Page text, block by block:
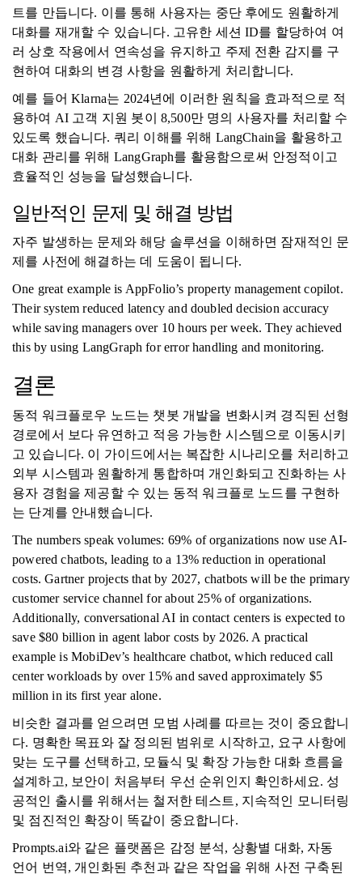
트를 만듭니다. 이를 통해 사용자는 중단 후에도 원활하게
대화를 재개할 수 있습니다. 고유한 세션 ID를 할당하여 여
러 상호 작용에서 연속성을 유지하고 주제 전환 감지를 구
현하여 대화의 변경 사항을 원활하게 처리합니다.
예를 들어 Klarna는 2024년에 이러한 원칙을 효과적으로 적
용하여 AI 고객 지원 봇이 8,500만 명의 사용자를 처리할 수
있도록 했습니다. 쿼리 이해를 위해 LangChain을 활용하고
대화 관리를 위해 LangGraph를 활용함으로써 안정적이고
효율적인 성능을 달성했습니다.
일반적인 문제 및 해결 방법
자주 발생하는 문제와 해당 솔루션을 이해하면 잠재적인 문
제를 사전에 해결하는 데 도움이 됩니다.
One great example is AppFolio’s property management copilot.
Their system reduced latency and doubled decision accuracy
while saving managers over 10 hours per week. They achieved
this by using LangGraph for error handling and monitoring.
결론
동적 워크플로우 노드는 챗봇 개발을 변화시켜 경직된 선형
경로에서 보다 유연하고 적응 가능한 시스템으로 이동시키
고 있습니다. 이 가이드에서는 복잡한 시나리오를 처리하고
외부 시스템과 원활하게 통합하며 개인화되고 진화하는 사
용자 경험을 제공할 수 있는 동적 워크플로 노드를 구현하
는 단계를 안내했습니다.
The numbers speak volumes: 69% of organizations now use AI-
powered chatbots, leading to a 13% reduction in operational
costs. Gartner projects that by 2027, chatbots will be the primary
customer service channel for about 25% of organizations.
Additionally, conversational AI in contact centers is expected to
save $80 billion in agent labor costs by 2026. A practical
example is MobiDev’s healthcare chatbot, which reduced call
center workloads by over 15% and saved approximately $5
million in its first year alone.
비슷한 결과를 얻으려면 모범 사례를 따르는 것이 중요합니
다. 명확한 목표와 잘 정의된 범위로 시작하고, 요구 사항에
맞는 도구를 선택하고, 모듈식 및 확장 가능한 대화 흐름을
설계하고, 보안이 처음부터 우선 순위인지 확인하세요. 성
공적인 출시를 위해서는 철저한 테스트, 지속적인 모니터링
및 점진적인 확장이 똑같이 중요합니다.
Prompts.ai와 같은 플랫폼은 감정 분석, 상황별 대화, 자동
언어 번역, 개인화된 추천과 같은 작업을 위해 사전 구축된